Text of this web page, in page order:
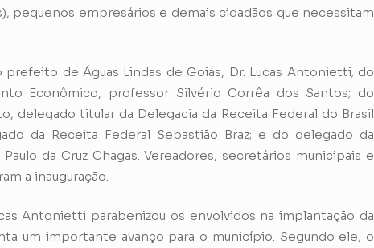
pequenos empresários e demais cidadãos que necessitam
de Águas Lindas de Goiás, Dr. Lucas Antonietti; do
Econômico, professor Silvério Corrêa dos Santos; do
delegado titular da Delegacia da Receita Federal do Brasil
da Receita Federal Sebastião Braz; e do delegado da
da Cruz Chagas. Vereadores, secretários municipais e
a inauguração.
Antonietti parabenizou os envolvidos na implantação da
um importante avanço para o município. Segundo ele, o